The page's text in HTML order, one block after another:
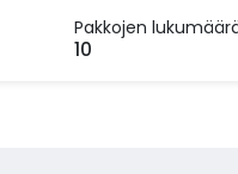
Pakkojen
10